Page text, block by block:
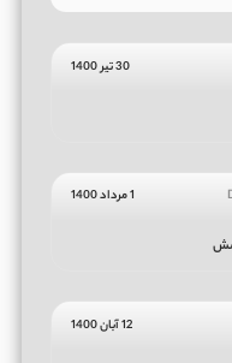
30 تیر 1400
1 مرداد 1400
12 آبان 1400